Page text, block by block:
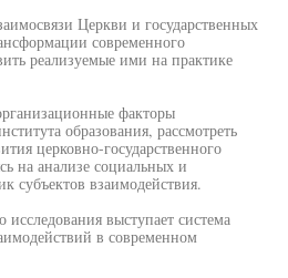
Церкви и государственных
современного
реализуемые ими на практике
факторы
образования, рассмотреть
церковно-государственного
на анализе социальных и
субъектов взаимодействия.
выступает система
в современном